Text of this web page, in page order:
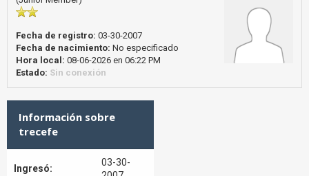
Fecha de registro: 03-30-2007
Fecha de nacimiento: No especificado
Hora local: 08-06-2026 en 06:22 PM
Estado: Sin conexión
Información sobre
trecefe
Ingresó:
03-30-